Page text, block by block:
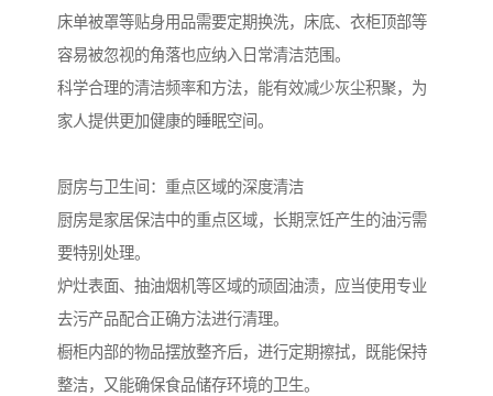
床单被罩等贴身用品需要定期换洗，床底、衣柜顶部等
容易被忽视的角落也应纳入日常清洁范围。
科学合理的清洁频率和方法，能有效减少灰尘积聚，为
家人提供更加健康的睡眠空间。
厨房与卫生间：重点区域的深度清洁
厨房是家居保洁中的重点区域，长期烹饪产生的油污需
要特别处理。
炉灶表面、抽油烟机等区域的顽固油渍，应当使用专业
去污产品配合正确方法进行清理。
橱柜内部的物品摆放整齐后，进行定期擦拭，既能保持
整洁，又能确保食品储存环境的卫生。